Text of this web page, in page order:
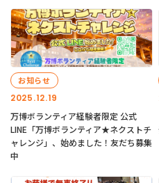
2025.12.19
お知らせ
万博ボランティア経験者限定 公式
LINE「万博ボランティア★ネクストチ
ャレンジ」、始めました！友だち募集
中